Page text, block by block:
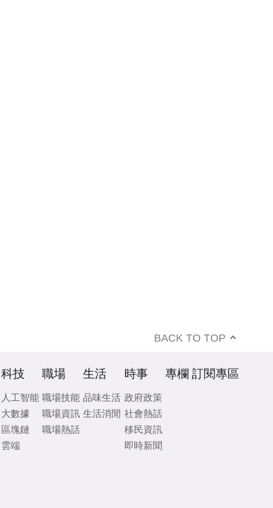
BACK TO TOP
科技
人工智能
大數據
區塊鏈
雲端
職場
職場技能
職場資訊
職場熱話
生活
品味生活
生活消閒
時事
政府政策
社會熱話
移民資訊
即時新聞
專欄 訂閱專區